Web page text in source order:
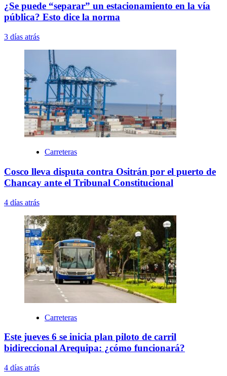
¿Se puede “separar” un estacionamiento en la vía
pública? Esto dice la norma
3 días atrás
Carreteras
Cosco lleva disputa contra Ositrán por el puerto de
Chancay ante el Tribunal Constitucional
4 días atrás
Carreteras
Este jueves 6 se inicia plan piloto de carril
bidireccional Arequipa: ¿cómo funcionará?
4 días atrás